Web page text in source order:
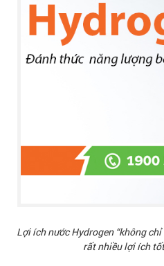
Lợi ích nước Hydrogen “không
rất nhiều lợi ích